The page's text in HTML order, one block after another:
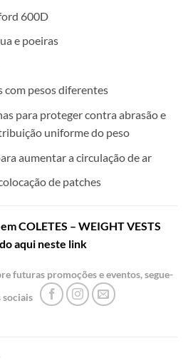
600D
e poeiras
com pesos diferentes
para proteger contra abrasão e
uniforme do peso
aumentar a circulação de ar
de patches
COLETES – WEIGHT VESTS
aqui neste link
futuras promoções e eventos, segue-
sociais